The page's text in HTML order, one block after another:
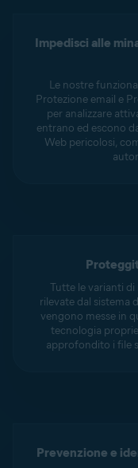
Impedisci alle
Le nostre
Protezione email e
per analizzare
entrano ed escono
Web pericolosi,
Tutte le varianti di
rilevate dal sistema
vengono messe in
tecnologia
approfondito i file
Prevenzione e